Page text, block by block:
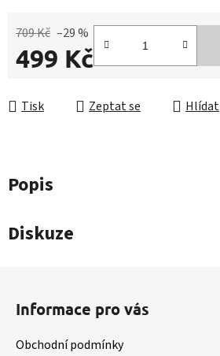
709 Kč –29 %
499 Kč
Tisk Zeptat se Hlídat
Popis
Diskuze
Informace pro vás
Obchodní podmínky